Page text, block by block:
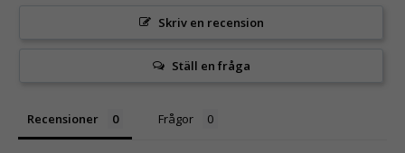
Skriv en recension
Ställ en fråga
Recensioner Frågor